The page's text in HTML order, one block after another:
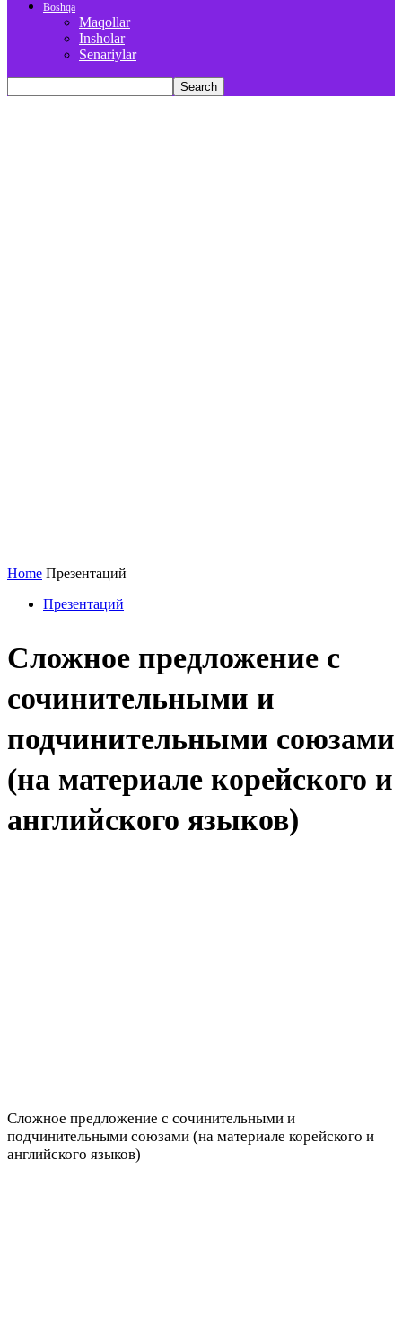
Boshqa
Maqollar
Insholar
Senariylar
Home Презентаций
Презентаций
Сложное предложение с
сочинительными и
подчинительными союзами
(на материале корейского и
английского языков)
Сложное предложение с сочинительными и
подчинительными союзами (на материале корейского и
английского языков)